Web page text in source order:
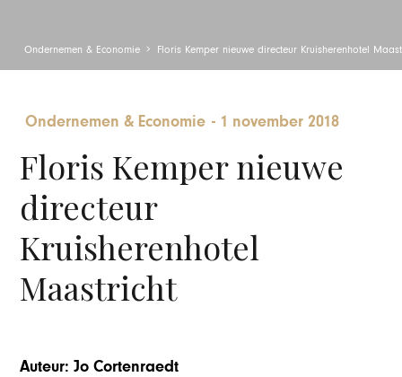
Ondernemen & Economie Floris Kemper nieuwe directeur Kruisherenhotel
Ondernemen & Economie - 1 november 2018
Floris Kemper nieuwe
directeur
Kruisherenhotel
Maastricht
Auteur: Jo Cortenraedt